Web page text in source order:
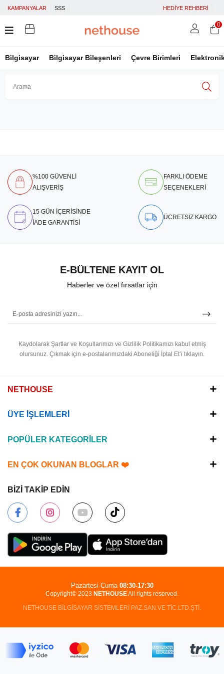
KAMPANYALAR SSS HEDİYE REHBERİ
Bilgisayar Bilgisayar Bileşenleri Çevre Birimleri
0
%100 GÜVENLİ
ALIŞVERİŞ
FARKLI ÖDEME
SEÇENEKLERİ
15 GÜN İÇERİSİNDE
İADE GARANTİSİ
ÜCRETSİZ KARGO
E-BÜLTENE KAYIT OL
Haberler ve özel fırsatlar için
Kaydolarak Şartlar ve Koşullarımızı ve Gizlilik Politikamızı kabul etmiş
olursunuz. Çıkmak için e-postalarımızdaki Aboneliği İptal Et’i tıklayın.
NETHOUSE
ÜYE İŞLEMLERİ
POPÜLER KATEGORİLER
EN ÇOK OKUNAN BLOGLAR ❤️
BİZİ TAKİP EDİN
Copyright© 2023 NETHOUSEAll rights reserved.
NETHOUSE BİLGİSAYAR SİSTEMLERİ PAZ.SAN.VE TİC.LTD.ŞTİ.
Pazartesi-Cuma 08:30-17:30